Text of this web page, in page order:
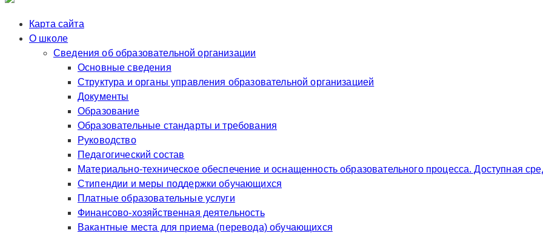
Карта сайта
О школе
Сведения об образовательной организации
Основные сведения
Структура и органы управления образовательной организацией
Документы
Образование
Образовательные стандарты и требования
Руководство
Педагогический состав
Материально-техническое обеспечение и оснащенность образовательного процесса. Доступная
Стипендии и меры поддержки обучающихся
Платные образовательные услуги
Финансово-хозяйственная деятельность
Вакантные места для приема (перевода) обучающихся